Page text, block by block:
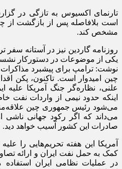
تارنمای اکسیوس به تازگی در
است بلافاصله پس از بازگشت از
مشخص کند.
روزنامه گاردین نیز در آستانه سفر
یکی از موضوعات در دستورکار
نوشت: ترامپ برای پیشبرد
چین امیدوار است. تاکنون، پکن
علنی، نظاره‌گر جنگ آمریکا علیه
اینکه حدود نیمی از واردات نفت
می‌شود رئیس جمهوری چین
می‌داند که اگر رکود جهانی
صادرات این کشور آسیب خواهد دید.
آمریکا این هفته تحریم‌هایی را
کمک به حمل نفت ایران و ارائه
در عملیات نظامی ایران